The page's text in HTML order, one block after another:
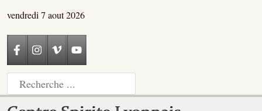
vendredi 7 aout 2026